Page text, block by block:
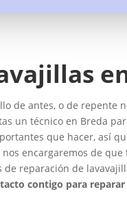
de antes, o de repente
un técnico en Breda
que hacer, así
nos encargaremos de
reparación de
contigo para